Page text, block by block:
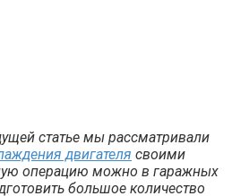
статье мы рассматривали
двигателя своими
операцию можно в гаражных
большое количество